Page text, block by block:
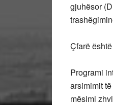
gjuhësor
Çfarë
Programi
arsimimit
mësimi